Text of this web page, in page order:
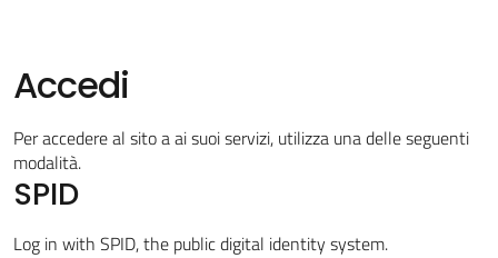
Servizi
Vivere
Bentivoglio
Accedi
Per accedere al sito a ai suoi servizi, utilizza una delle seguenti
modalità.
SPID
Log in with SPID, the public digital identity system.